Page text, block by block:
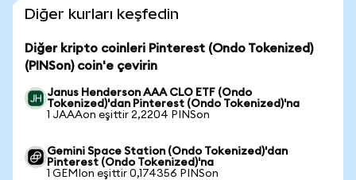
Diğer kurları keşfedin
Diğer kripto coinleri Pinterest (Ondo Tokenized)
(PINSon) coin'e çevirin
Janus Henderson AAA CLO ETF (Ondo
Tokenized)'dan Pinterest (Ondo Tokenized)'na
1 JAAAon eşittir 2,2204 PINSon
Gemini Space Station (Ondo Tokenized)'dan
Pinterest (Ondo Tokenized)'na
1 GEMIon eşittir 0,174356 PINSon